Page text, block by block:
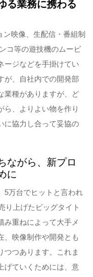
る業務に携わる
映像、生配信・番組制
コ等の遊技機のムービ
ージなどを手掛けてい
が、自社内での開発部
業種がありますが、ど
ら、よりよい物を作り
に協力し合って妥協の
ながら、新プロ
に
5万台でヒットと言われ
り上げたビッグタイト
み重ねによって大手メ
、映像制作や開発とも
つつあります。これま
げていくためには、意